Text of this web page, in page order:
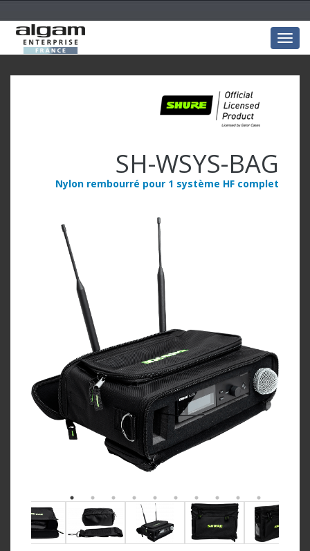
SH-WSYS-BAG
Nylon rembourré pour 1 système HF complet